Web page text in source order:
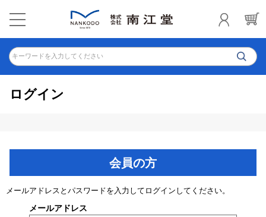
キーワードを入力してください
ログイン
会員の方
メールアドレスとパスワードを入力してログインしてください。
メールアドレス